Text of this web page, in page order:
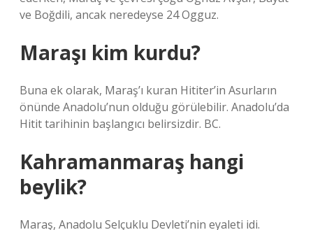
ve Boğdili, ancak neredeyse 24 Ogguz.
Maraşı kim kurdu?
Buna ek olarak, Maraş’ı kuran Hititer’in Asurların
önünde Anadolu’nun olduğu görülebilir. Anadolu’da
Hitit tarihinin başlangıcı belirsizdir. BC.
Kahramanmaraş hangi
beylik?
Maraş, Anadolu Selçuklu Devleti’nin eyaleti idi.